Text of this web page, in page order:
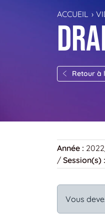
ACCUEIL
Retour à
Année : 2022
/ Session(s) :
Vous